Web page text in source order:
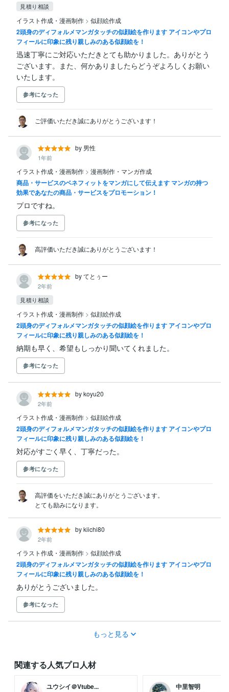
見積り相談
イラスト作成・漫画制作 > 似顔絵作成
2頭身のディフォルメマンガタッチの似顔絵を作ります アイコンやプロ
フィールに印象に残り親しみのある似顔絵を！
迅速丁寧にご対応いただきとても助かりました。ありがとう
ございます。また、何かありましたらどうぞよろしくお願い
いたします。
参考になった
ご評価いただき誠にありがとうございます！
by 男性
1年前
イラスト作成・漫画制作 > 漫画制作・マンガ作成
商品・サービスのベネフィットをマンガにして伝えます マンガの持つ
効果であなたの商品・サービスをプロモーション！
プロですね。
参考になった
高評価いただき誠にありがとうございます！
by てとぅー
2年前
見積り相談
イラスト作成・漫画制作 > 似顔絵作成
2頭身のディフォルメマンガタッチの似顔絵を作ります アイコンやプロ
フィールに印象に残り親しみのある似顔絵を！
納期も早く、希望もしっかり聞いてくれました。
参考になった
by koyu20
2年前
イラスト作成・漫画制作 > 似顔絵作成
2頭身のディフォルメマンガタッチの似顔絵を作ります アイコンやプロ
フィールに印象に残り親しみのある似顔絵を！
対応がすごく早く、丁寧だった。
参考になった
高評価をいただき誠にありがとうございます。
とても励みになります。
by kiichi80
2年前
イラスト作成・漫画制作 > 似顔絵作成
2頭身のディフォルメマンガタッチの似顔絵を作ります アイコンやプロ
フィールに印象に残り親しみのある似顔絵を！
ありがとうございました。
参考になった
もっと見る
関連する人気プロ人材
ユウシイ＠Vtube... 中里智明